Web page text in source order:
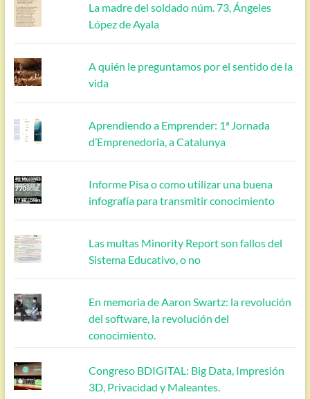
La madre del soldado núm. 73, Ángeles
López de Ayala
A quién le preguntamos por el sentido de la
vida
Aprendiendo a Emprender: 1ª Jornada
d’Emprenedoria, a Catalunya
Informe Pisa o como utilizar una buena
infografía para transmitir conocimiento
Las multas Minority Report son fallos del
Sistema Educativo, o no
En memoria de Aaron Swartz: la revolución
del software, la revolución del
conocimiento.
Congreso BDIGITAL: Big Data, Impresión
3D, Privacidad y Maleantes.